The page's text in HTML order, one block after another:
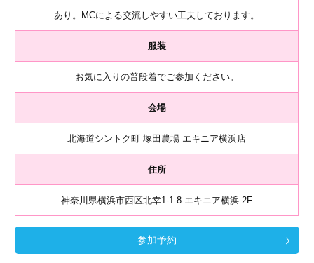
あり。MCによる交流しやすい工夫しております。
服装
お気に入りの普段着でご参加ください。
会場
北海道シントク町 塚田農場 エキニア横浜店
住所
神奈川県横浜市西区北幸1-1-8 エキニア横浜 2F
参加予約